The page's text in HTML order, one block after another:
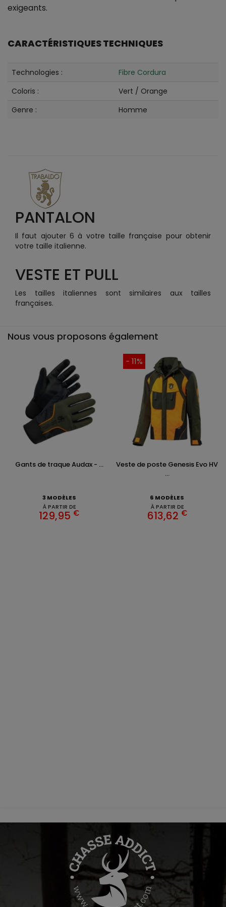
exigeants.
CARACTÉRISTIQUES TECHNIQUES
Technologies :
Fibre Cordura
Coloris :
Vert / Orange
Genre :
Homme
PANTALON
Il faut ajouter 6 à votre taille française pour obtenir
votre taille italienne.
VESTE ET PULL
Les tailles italiennes sont similaires aux tailles
françaises.
Nous vous proposons également
Gants de traque Audax - ...
3 MODÈLES
À PARTIR DE
129,95 €
- 11%
Veste de poste Genesis Evo HV
...
6 MODÈLES
À PARTIR DE
613,62 €